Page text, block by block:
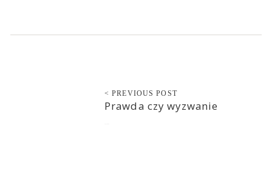
< PREVIOUS POST
Prawda czy wyzwanie